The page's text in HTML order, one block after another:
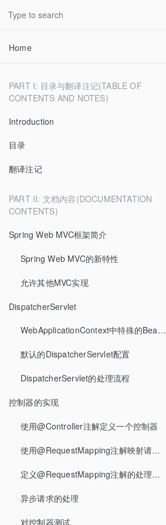
Home
PART I: 目录与翻译注记(TABLE OF
CONTENTS AND NOTES)
Introduction
目录
翻译注记
PART II: 文档内容(DOCUMENTATION
CONTENTS)
Spring Web MVC框架简介
Spring Web MVC的新特性
允许其他MVC实现
DispatcherServlet
WebApplicationContext中特殊的Bean类型
默认的DispatcherServlet配置
DispatcherServlet的处理流程
控制器的实现
使用@Controller注解定义一个控制器
使用@RequestMapping注解映射请求路径
定义@RequestMapping注解的处理方法
异步请求的处理
对控制器测试